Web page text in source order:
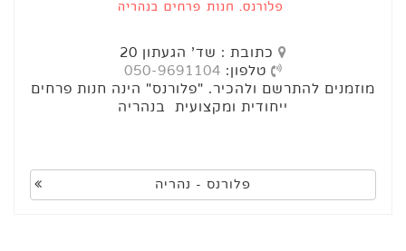
כתובת : שד' הגעתון 20
טלפון: 050-9691104
מוזמנים להתרשם ולהכיר. "פלורנס" הינה חנות פרחים
ייחודית ומקצועית בנהריה
פלורנס - נהריה